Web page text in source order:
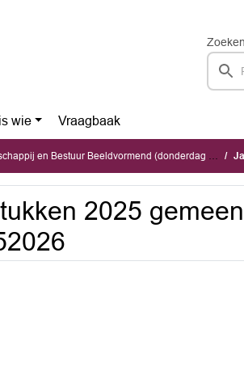
Zoeken
wie Vraagbaak
en Bestuur Beeldvormend (donderdag 28 mei 2026)
2025